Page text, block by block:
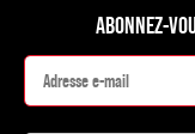
ABONNEZ-